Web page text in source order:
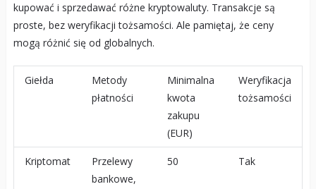
kupować i sprzedawać różne kryptowaluty. Transakcje są
proste, bez weryfikacji tożsamości. Ale pamiętaj, że ceny
mogą różnić się od globalnych.
Giełda
Metody
płatności
Minimalna
kwota
zakupu
(EUR)
Weryfikacja
tożsamości
Kriptomat
Przelewy
bankowe,
50 Tak